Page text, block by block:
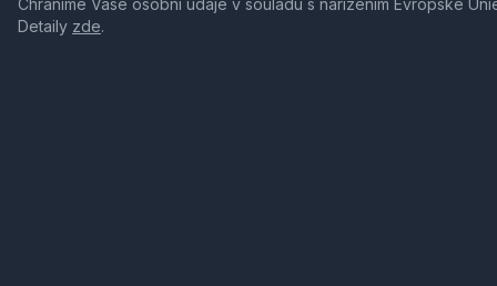
Chráníme Vaše osobní údaje v souladu s nařízením Evropské
Detaily zde.